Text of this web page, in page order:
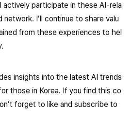
actively participate in these AI-rela
I’ll continue to share valu
from these experiences to hel
insights into the latest AI trends
those in Korea. If you find this co
forget to like and subscribe to